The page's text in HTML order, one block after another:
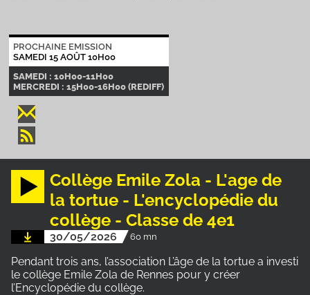
PROCHAINE EMISSION
SAMEDI 15 AOÛT 10H00
SAMEDI : 10H00-11H00
MERCREDI : 15H00-16H00 (REDIFF)
Collège Emile Zola - L'age de
la tortue - L'encyclopédie du
collège - Classe de 4e1
30/05/2026 60 mn
Pendant trois ans, l’association L’âge de la tortue a investi
le collège Emile Zola de Rennes pour y créer
l’Encyclopédie du collège.